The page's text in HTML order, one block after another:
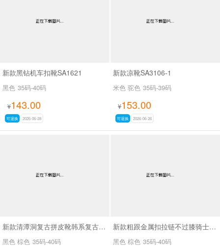
新款黑钻机车扣靴SA1621
黑色 35码-40码
¥143.00
可退换 2026-06-28
新款凉靴SA3106-1
米色 驼色 35码-39码
¥153.00
可退换 2026-06-26
新款清潭洞复古拼皮靴韩系复古拼接骑士靴SA8033
黑色 棕色 35码-40码
新款粗跟金属扣拉链不过膝骑士靴复古拼色西部牛仔靴SA709
黑色 棕色 35码-40码